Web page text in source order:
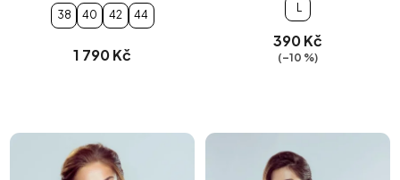
38 40 42 44
1 790 Kč
L
390 Kč
(–10 %)